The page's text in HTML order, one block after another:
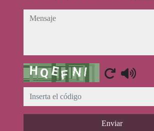
mensaje
Captcha
Enviar